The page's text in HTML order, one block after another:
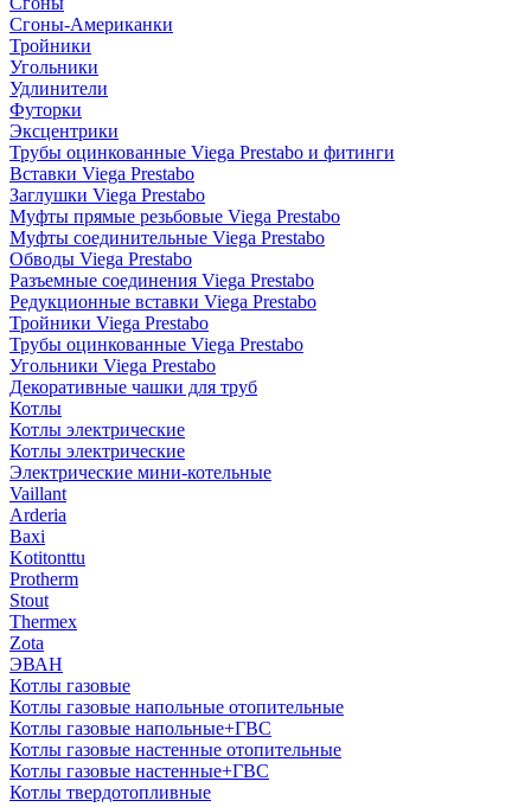
Сгоны-Американки
Тройники
Угольники
Удлинители
Футорки
Эксцентрики
Трубы оцинкованные Viega Prestabo и фитинги
Вставки Viega Prestabo
Заглушки Viega Prestabo
Муфты прямые резьбовые Viega Prestabo
Муфты соединительные Viega Prestabo
Обводы Viega Prestabo
Разъемные соединения Viega Prestabo
Редукционные вставки Viega Prestabo
Тройники Viega Prestabo
Трубы оцинкованные Viega Prestabo
Угольники Viega Prestabo
Декоративные чашки для труб
Котлы
Котлы электрические
Котлы электрические
Электрические мини-котельные
Vaillant
Arderia
Baxi
Kotitonttu
Protherm
Stout
Thermex
Zota
ЭВАН
Котлы газовые
Котлы газовые напольные отопительные
Котлы газовые напольные+ГВС
Котлы газовые настенные отопительные
Котлы газовые настенные+ГВС
Котлы твердотопливные